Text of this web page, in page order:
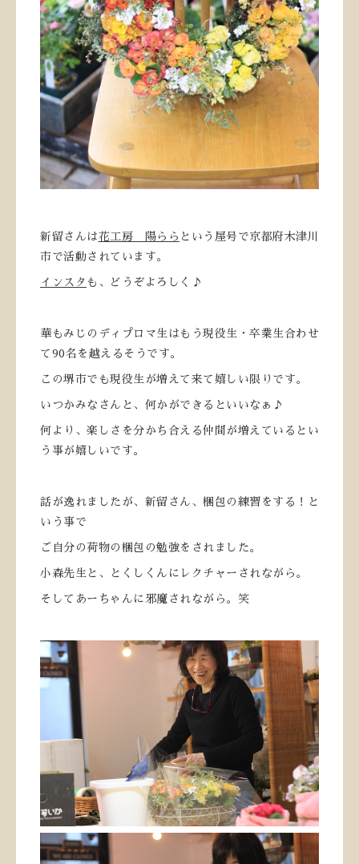
新留さんは花工房 陽らら という屋号で京都府木津川
市で活動されています。
インスタ も、どうぞよろしく♪
華もみじのディプロマ生はもう現役生・卒業生合わせ
て90名を越えるそうです。
この堺市でも現役生が増えて来て嬉しい限りです。
いつかみなさんと、何かができるといいなぁ♪
何より、楽しさを分かち合える仲間が増えているとい
う事が嬉しいです。
話が逸れましたが、新留さん、梱包の練習をする！と
いう事で
ご自分の荷物の梱包の勉強をされました。
小森先生と、とくしくんにレクチャーされながら。
そしてあーちゃんに邪魔されながら。笑